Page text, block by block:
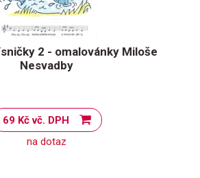
2 - omalovánky Miloše
Nesvadby
69 Kč vč. DPH
na dotaz